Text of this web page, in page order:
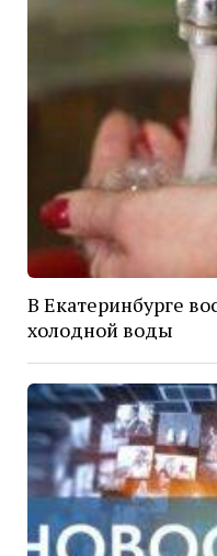
В Екатеринбурге
холодной воды